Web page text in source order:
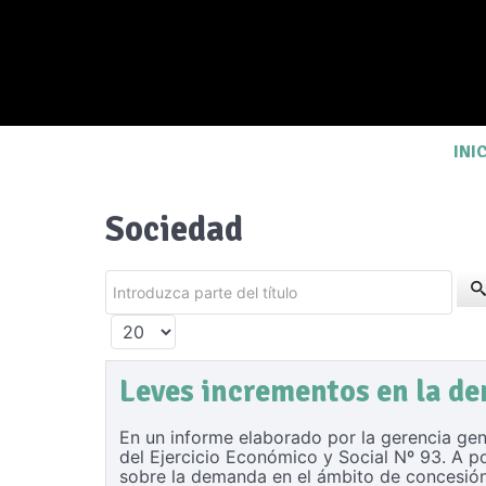
Sociedad
parte del título
Cantidad a mostrar
Leves incrementos en la
En un informe elaborado por la gerencia
del Ejercicio Económico y Social Nº 93. A
sobre la demanda en el ámbito de